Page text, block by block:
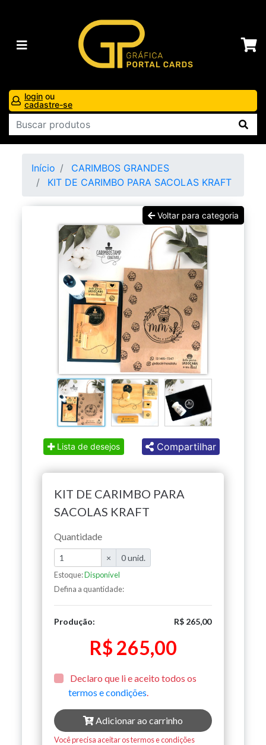
login ou
cadastre-se
Início
CARIMBOS GRANDES
KIT DE CARIMBO PARA SACOLAS KRAFT
Voltar para categoria
Lista de desejos Compartilhar
KIT DE CARIMBO PARA
SACOLAS KRAFT
Quantidade
× 0 unid.
Estoque:Disponível
Defina a quantidade:
Produção: R$ 265,00
R$ 265,00
Declaro que li e aceito todos os
termos e condições
Adicionar ao carrinho
Você precisa aceitar os termos e condições